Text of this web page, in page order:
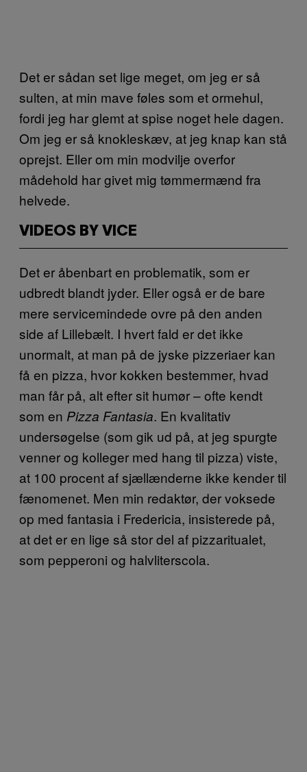
Det er sådan set lige meget, om jeg er så
sulten, at min mave føles som et ormehul,
fordi jeg har glemt at spise noget hele dagen.
Om jeg er så knokleskæv, at jeg knap kan stå
oprejst. Eller om min modvilje overfor
mådehold har givet mig tømmermænd fra
helvede.
VIDEOS BY VICE
Det er åbenbart en problematik, som er
udbredt blandt jyder. Eller også er de bare
mere servicemindede ovre på den anden
side af Lillebælt. I hvert fald er det ikke
unormalt, at man på de jyske pizzeriaer kan
få en pizza, hvor kokken bestemmer, hvad
man får på, alt efter sit humør – ofte kendt
som en Pizza Fantasia. En kvalitativ
undersøgelse (som gik ud på, at jeg spurgte
venner og kolleger med hang til pizza) viste,
at 100 procent af sjællænderne ikke kender til
fænomenet. Men min redaktør, der voksede
op med fantasia i Fredericia, insisterede på,
at det er en lige så stor del af pizzaritualet,
som pepperoni og halvliterscola.